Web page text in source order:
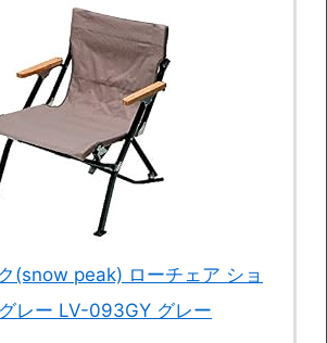
(snow peak) ローチェア ショ
レー LV-093GY グレー